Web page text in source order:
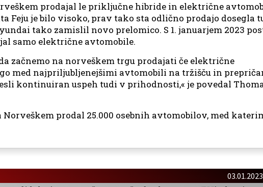
prodajal le priključne hibride in električne
Feju je bilo visoko, prav tako sta odlično prodajo dosegla
tako zamislil novo prelomico. S 1. januarjem 2023
samo električne avtomobile.
začnemo na norveškem trgu prodajati če električne
med najpriljubljenejšimi avtomobili na tržišču in
kontinuiran uspeh tudi v prihodnosti,« je povedal
Norveškem prodal 25.000 osebnih avtomobilov, med